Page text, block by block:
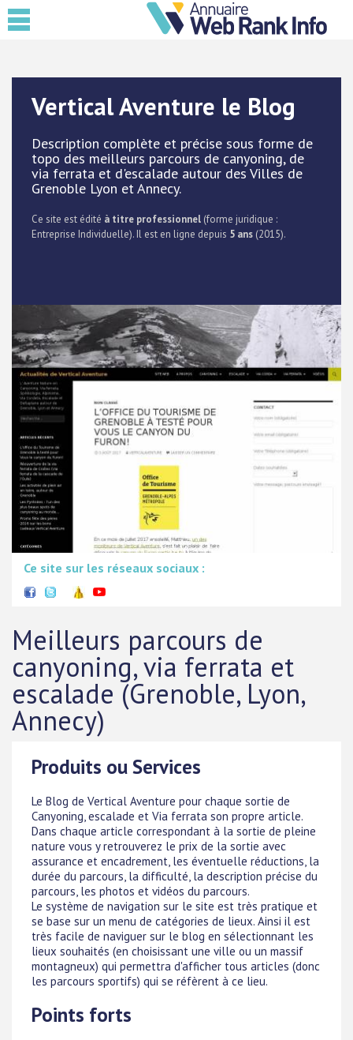
Vertical Aventure le Blog
Description complète et précise sous forme de
topo des meilleurs parcours de canyoning, de
via ferrata et d'escalade autour des Villes de
Grenoble Lyon et Annecy.
Ce site est édité à titre professionnel (forme juridique :
Entreprise Individuelle). Il est en ligne depuis 5 ans (2015).
Ce site sur les réseaux sociaux :
Meilleurs parcours de
canyoning, via ferrata et
escalade (Grenoble, Lyon,
Annecy)
Produits ou Services
Le Blog de Vertical Aventure pour chaque sortie de
Canyoning, escalade et Via ferrata son propre article.
Dans chaque article correspondant à la sortie de pleine
nature vous y retrouverez le prix de la sortie avec
assurance et encadrement, les éventuelle réductions, la
durée du parcours, la difficulté, la description précise du
parcours, les photos et vidéos du parcours.
Le système de navigation sur le site est très pratique et
se base sur un menu de catégories de lieux. Ainsi il est
très facile de naviguer sur le blog en sélectionnant les
lieux souhaités (en choisissant une ville ou un massif
montagneux) qui permettra d'afficher tous articles (donc
les parcours sportifs) qui se réfèrent à ce lieu.
Points forts